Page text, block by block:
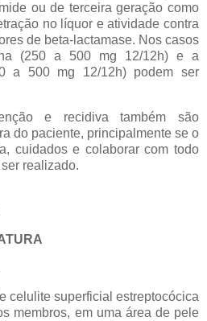
ou de terceira geração como
no líquor e atividade contra
de beta-lactamase. Nos casos
(250 a 500 mg 12/12h) e a
a 500 mg 12/12h) podem ser
e recidiva também são
do paciente, principalmente se o
cuidados e colaborar com todo
realizado.
celulite superficial estreptocócica
membros, em uma área de pele